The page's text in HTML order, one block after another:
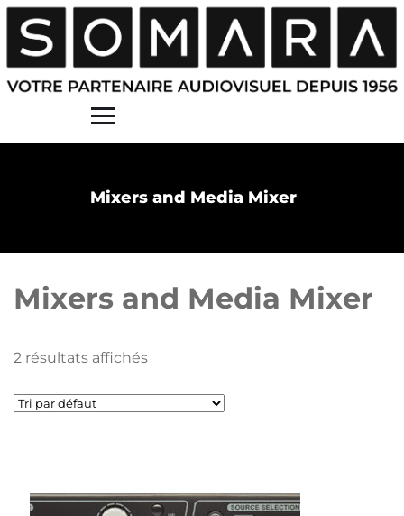
Mixers and Media Mixer
Mixers and Media Mixer
2 résultats affichés